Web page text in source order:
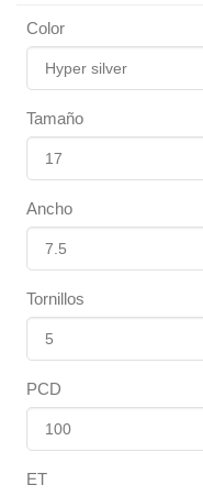
Color
Tamaño
Ancho
Tornillos
PCD
ET